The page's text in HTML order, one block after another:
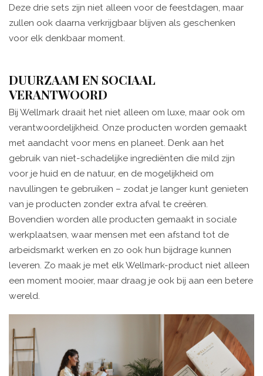
Deze drie sets zijn niet alleen voor de feestdagen, maar
zullen ook daarna verkrijgbaar blijven als geschenken
voor elk denkbaar moment.
DUURZAAM EN SOCIAAL
VERANTWOORD
Bij Wellmark draait het niet alleen om luxe, maar ook om
verantwoordelijkheid. Onze producten worden gemaakt
met aandacht voor mens en planeet. Denk aan het
gebruik van niet-schadelijke ingrediënten die mild zijn
voor je huid en de natuur, en de mogelijkheid om
navullingen te gebruiken – zodat je langer kunt genieten
van je producten zonder extra afval te creëren.
Bovendien worden alle producten gemaakt in sociale
werkplaatsen, waar mensen met een afstand tot de
arbeidsmarkt werken en zo ook hun bijdrage kunnen
leveren. Zo maak je met elk Wellmark-product niet alleen
een moment mooier, maar draag je ook bij aan een betere
wereld.